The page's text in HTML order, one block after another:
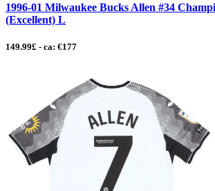
1996-01 Milwaukee Bucks Allen #34
(Excellent) L
149.99£ - ca: €177